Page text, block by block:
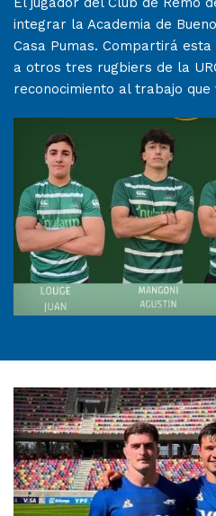
integrar la Academia de
Casa Pumas. Compartirá
a otros tres rugbiers de la
reconocimiento al trabajo que